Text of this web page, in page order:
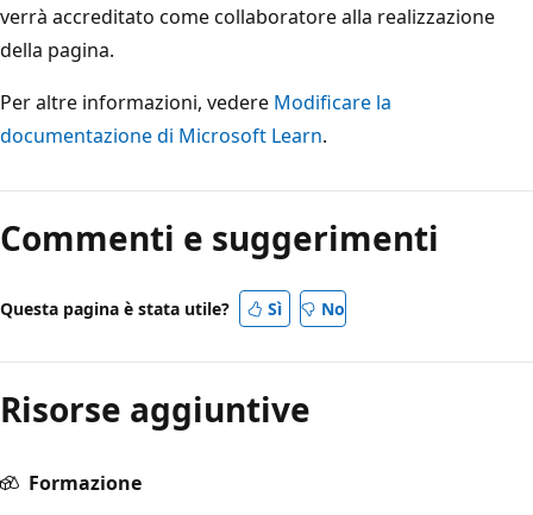
verrà accreditato come collaboratore alla realizzazione
della pagina.
Per altre informazioni, vedere Modificare la
documentazione di Microsoft Learn.
Commenti e suggerimenti
Questa pagina è stata utile? Sì No
Risorse aggiuntive
Formazione